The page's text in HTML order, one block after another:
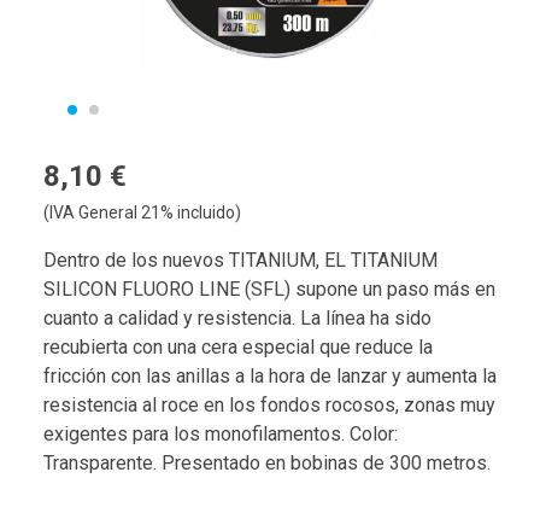
8,10 €
(IVA General 21% incluido)
Dentro de los nuevos TITANIUM, EL TITANIUM
SILICON FLUORO LINE (SFL) supone un paso más en
cuanto a calidad y resistencia. La línea ha sido
recubierta con una cera especial que reduce la
fricción con las anillas a la hora de lanzar y aumenta la
resistencia al roce en los fondos rocosos, zonas muy
exigentes para los monofilamentos. Color:
Transparente. Presentado en bobinas de 300 metros.